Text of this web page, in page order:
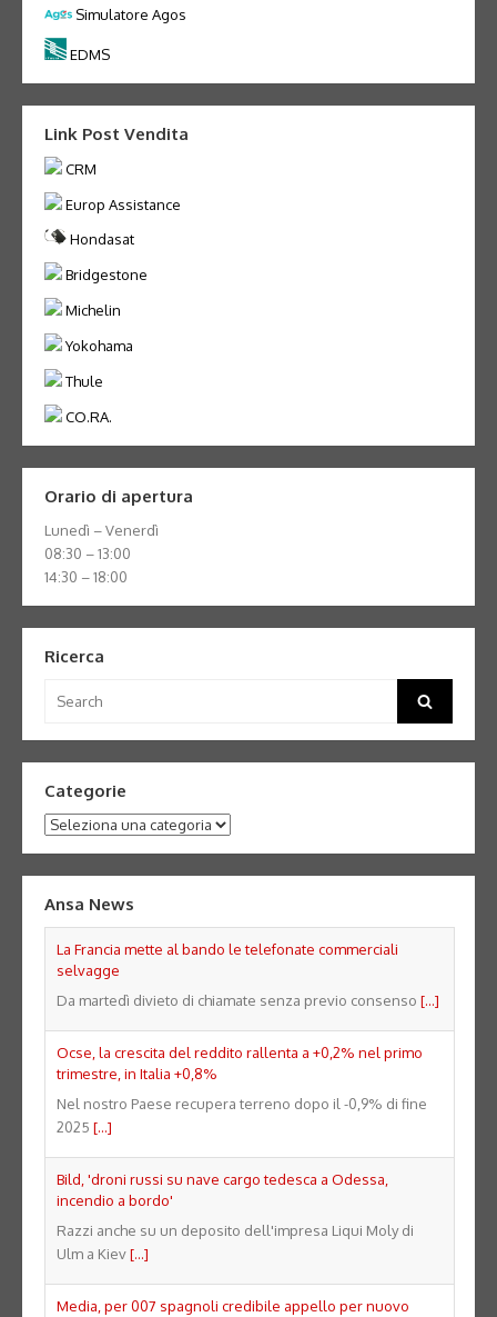
Simulatore Agos
EDMS
Link Post Vendita
CRM
Europ Assistance
Hondasat
Bridgestone
Michelin
Yokohama
Thule
CO.RA.
Orario di apertura
Lunedì – Venerdì
08:30 – 13:00
14:30 – 18:00
Ricerca
for:
Search
Categorie
Categorie
Ansa News
La Francia mette al bando le telefonate commerciali
selvagge
Da martedì divieto di chiamate senza previo consenso [...]
Ocse, la crescita del reddito rallenta a +0,2% nel primo
trimestre, in Italia +0,8%
Nel nostro Paese recupera terreno dopo il -0,9% di fine
2025 [...]
Bild, 'droni russi su nave cargo tedesca a Odessa,
incendio a bordo'
Razzi anche su un deposito dell'impresa Liqui Moly di
Ulm a Kiev[...]
Media, per 007 spagnoli credibile appello per nuovo